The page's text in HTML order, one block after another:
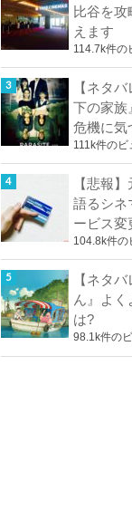
比谷を
えます
114.7k件の
【ネタ
下の家族
危機に気
111k件のビ
【悲報
語るシネ
ービス変
104.8k件の
【ネタ
ん』よく
は?
98.1k件の